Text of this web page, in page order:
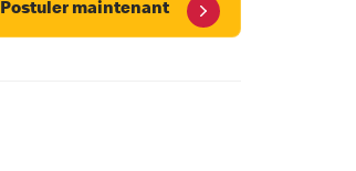
Postuler maintenant